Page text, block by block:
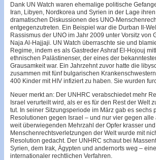
Dank UN Watch waren ehemalige politische
Iran, Libyen, Nordkorea und Syrien in der Lage
dramatischen Diskussionen des UNO-
entgegenzutreten. Ein Beispiel war die Durban II-
Rassismus der UNO im Jahr 2009 unter Vorsitz von
Naja Al-Hajjaji. UN Watch überraschte sie und
Regime, indem es als Gastreder Ashraf El-Hojouj
ethnischen Palästinenser, der eines der
Grausamkeit war. Ein Jahrzehnt zuvor hatte die
zusammen mit fünf bulgarischen
400 Kinder mit HIV infiziert zu haben. Sie wurden
Neuer merkt an: Der UNHRC verabschiedet mehr
Israel verurteilt wird, als er es für den Rest der Welt
tut. In seiner Sitzungsperiode im März gab es sechs
Resolutionen gegen Israel – und nur vier gegen
weit überwiegenden Mehrzahl der Opfer krasser
Menschenrechtsverletzungen der Welt wurde mit
Resolution gedacht. Der UNHRC schaut bei
Syrien, dem Irak, Ägypten und andernorts weg –
internationaler rechtlichen Verfahren.